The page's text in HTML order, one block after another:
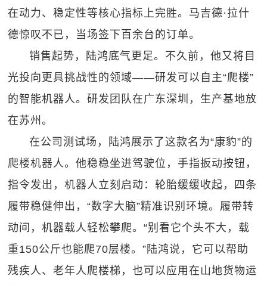
在动力、稳定性等核心指标上完胜。马吉德·拉什
德惊叹不已，当场签下百余台的订单。
销售起势，陆鸿底气更足。不久前，他又将目
光投向更具挑战性的领域——研发可以自主“爬楼”
的智能机器人。研发团队在广东深圳，生产基地放
在苏州。
在公司测试场，陆鸿展示了这款名为“康豹”的
爬楼机器人。他稳稳坐进驾驶位，手指扳动按钮，
指令发出，机器人立刻启动：轮胎缓缓收起，四条
履带稳健伸出，“数字大脑”精准识别环境。履带转
动间，机器载人轻松攀爬。“别看它个头不大，载
重150公斤也能爬70层楼。”陆鸿说，它可以帮助
残疾人、老年人爬楼梯，也可以应用在山地货物运